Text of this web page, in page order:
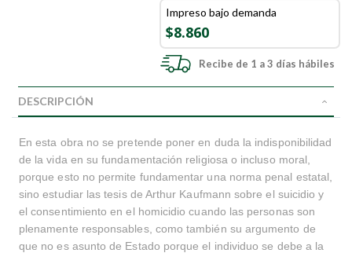
Impreso bajo demanda
$8.860
Recibe de 1 a 3 días hábiles
DESCRIPCIÓN
En esta obra no se pretende poner en duda la indisponibilidad
de la vida en su fundamentación religiosa o incluso moral,
porque esto no permite fundamentar una norma penal estatal,
sino estudiar las tesis de Arthur Kaufmann sobre el suicidio y
el consentimiento en el homicidio cuando las personas son
plenamente responsables, como también su argumento de
que no es asunto de Estado porque el individuo se debe a la